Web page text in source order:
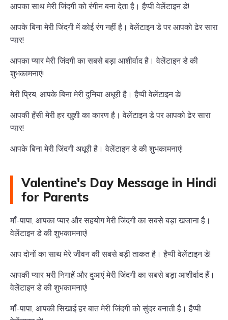
आपका साथ मेरी जिंदगी को रंगीन बना देता है। हैप्पी वेलेंटाइन डे!
आपके बिना मेरी जिंदगी में कोई रंग नहीं है। वेलेंटाइन डे पर आपको ढेर सारा
प्यार!
आपका प्यार मेरी जिंदगी का सबसे बड़ा आशीर्वाद है। वेलेंटाइन डे की
शुभकामनाएं!
मेरी प्रिय, आपके बिना मेरी दुनिया अधूरी है। हैप्पी वेलेंटाइन डे!
आपकी हँसी मेरी हर खुशी का कारण है। वेलेंटाइन डे पर आपको ढेर सारा
प्यार!
आपके बिना मेरी जिंदगी अधूरी है। वेलेंटाइन डे की शुभकामनाएं!
Valentine's Day Message in Hindi
for Parents
माँ-पापा, आपका प्यार और सहयोग मेरी जिंदगी का सबसे बड़ा खजाना है।
वेलेंटाइन डे की शुभकामनाएं!
आप दोनों का साथ मेरे जीवन की सबसे बड़ी ताकत है। हैप्पी वेलेंटाइन डे!
आपकी प्यार भरी निगाहें और दुआएं मेरी जिंदगी का सबसे बड़ा आशीर्वाद हैं।
वेलेंटाइन डे की शुभकामनाएं!
माँ-पापा, आपकी सिखाई हर बात मेरी जिंदगी को सुंदर बनाती है। हैप्पी